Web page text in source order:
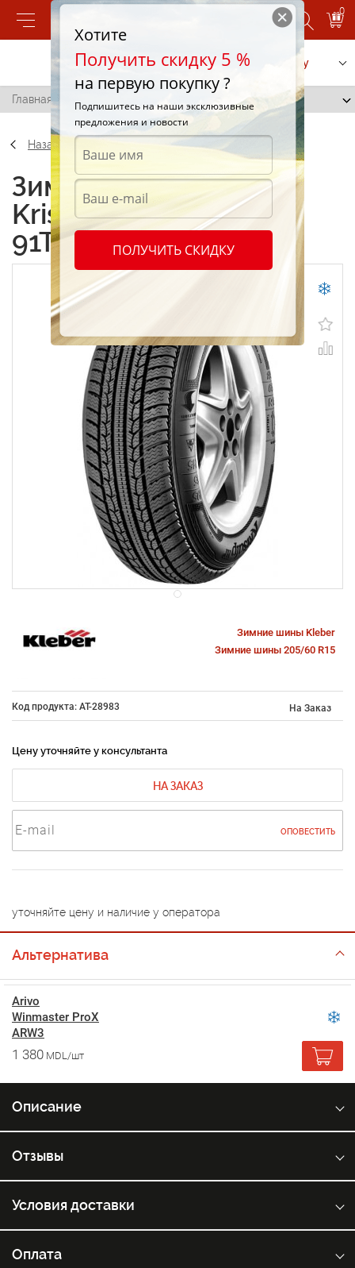
0
Позвонить Заказать услугу
Главная / Kleber Krisalp HP 205/60 R15 91T
Назад
Зимние шины Kleber
Krisalp HP 205/60 R15
91T
Зимние шины Kleber
Зимние шины 205/60 R15
Код продукта: AT-28983 На Заказ
Цену уточняйте у консультанта
НА ЗАКАЗ
ОПОВЕСТИТЬ
уточняйте цену и наличие у оператора
Альтернатива
Arivo
Winmaster ProX
ARW3
1 380 MDL/шт
Описание
Отзывы
Условия доставки
Оплата
Хотите
Получить скидку 5 %
на первую покупку ?
Подпишитесь на наши эксклюзивные
предложения и новости
ПОЛУЧИТЬ СКИДКУ